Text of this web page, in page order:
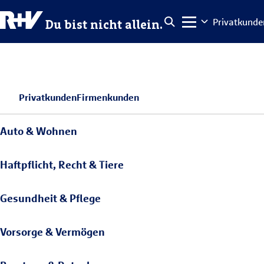
Du bist nicht allein.
PrivatkundenFirmenkunden
Auto & Wohnen
Haftpflicht, Recht & Tiere
Gesundheit & Pflege
Vorsorge & Vermögen